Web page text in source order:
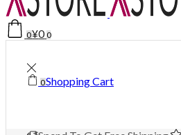
0¥0 0
0Shopping Cart